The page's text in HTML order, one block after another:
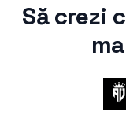
Să crezi